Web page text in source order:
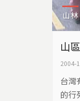
山林
山
2004-
台灣
的行